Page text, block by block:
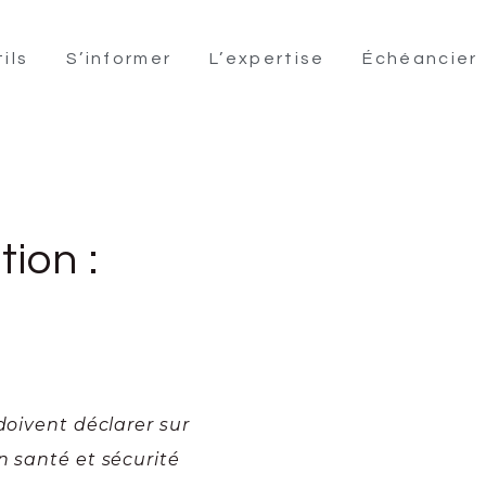
S’informer L’expertise Échéancier
:
déclarer sur
santé et sécurité